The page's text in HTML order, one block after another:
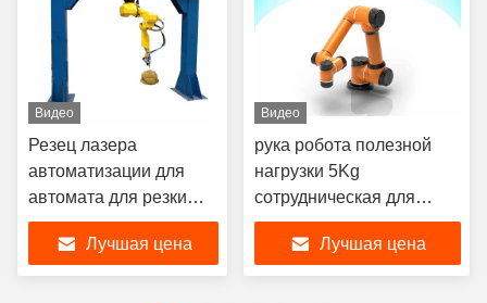
Видео
Резец лазера
автоматизации для
автомата для резки
лазера волокна робота
шлема 2KW 3KW 3D
Лучшая цена
Видео
рука робота полезной
нагрузки 5Kg
сотрудническая для
установки собирать на
производственную
линию
Лучшая цена